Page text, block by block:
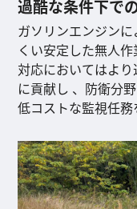
過酷な条件下で
ガソリンエンジン
くい安定した無人
対応においてはよ
に貢献し 、防衛分
低コストな監視任務